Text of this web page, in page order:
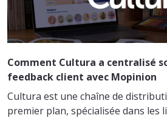
Comment Cultura a centralisé
feedback client avec Mopinion
Cultura est une chaîne de
premier plan, spécialisée dans les